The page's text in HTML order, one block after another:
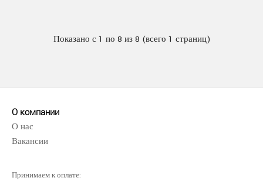
Показано с 1 по 8 из 8 (всего 1 страниц)
О компании
О нас
Вакансии
Принимаем к оплате: